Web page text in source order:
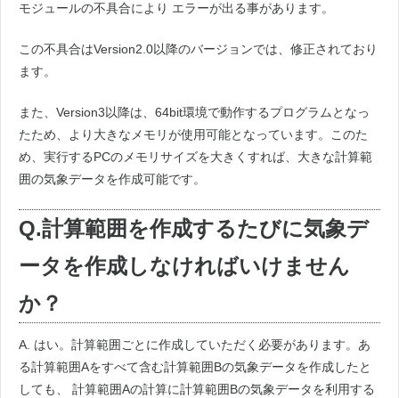
モジュールの不具合により エラーが出る事があります。
この不具合はVersion2.0以降のバージョンでは、修正されており
ます。
また、Version3以降は、64bit環境で動作するプログラムとなっ
たため、より大きなメモリが使用可能となっています。このた
め、実行するPCのメモリサイズを大きくすれば、大きな計算範
囲の気象データを作成可能です。
Q.計算範囲を作成するたびに気象デ
ータを作成しなければいけません
か？
A. はい。計算範囲ごとに作成していただく必要があります。あ
る計算範囲Aをすべて含む計算範囲Bの気象データを作成したと
しても、 計算範囲Aの計算に計算範囲Bの気象データを利用する